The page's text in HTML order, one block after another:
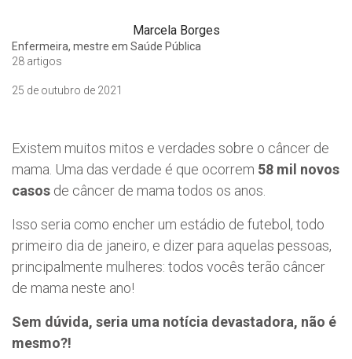
Marcela Borges
Enfermeira, mestre em Saúde Pública
28 artigos
25 de outubro de 2021
Existem muitos mitos e verdades sobre o câncer de
mama. Uma das verdade é que ocorrem 58 mil novos
casos de câncer de mama todos os anos.
Isso seria como encher um estádio de futebol, todo
primeiro dia de janeiro, e dizer para aquelas pessoas,
principalmente mulheres: todos vocês terão câncer
de mama neste ano!
Sem dúvida, seria uma notícia devastadora, não é
mesmo?!